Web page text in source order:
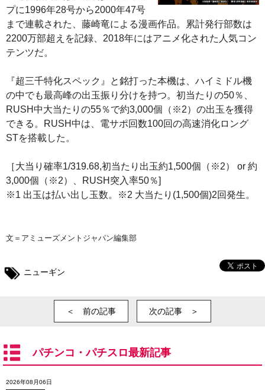
プに1996年28号から2000年47号
まで連載された、藤崎竜による漫画作品。累計発行部数は
2200万部超えを記録、2018年にはアニメ化された人気コン
テンツだ。
『超三千特化スペック』と銘打った本機は、ハイミドル機
の中でも最高峰の出玉振り分けを持つ。初当たりの50％、
RUSH中大当たりの55％で約3,000個（※2）の出玉を獲得
できる。RUSH中は、電サポ回数100回の高速消化ロング
STを搭載した。
［大当り確率1/319.68,初当たり出玉約1,500個（※2） or 約
3,000個（※2）、RUSH突入率50％]
※1 出玉は払い出し玉数。※2 大当たり(1,500個)2回発生。
文＝アミューズメントジャパン編集部
ニューギン
＜ 前の記事 次の記事 ＞
パチンコ・パチスロ最新記事
2026年08月06日